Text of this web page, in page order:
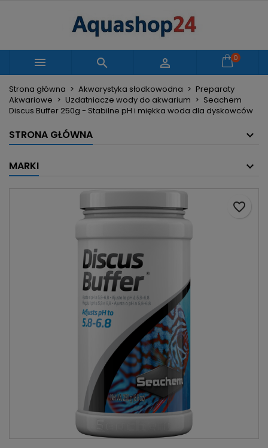
   0
Strona główna Akwarystyka słodkowodna
Preparaty
Akwariowe
Uzdatniacze wody do akwarium
Seachem
Discus Buffer 250g - Stabilne pH i miękka woda dla dyskowców
STRONA GŁÓWNA
MARKI
favorite_border
Moje listy życzeń
add_circle_outline Utwórz nową listę
Utwórz listę życzeń
Nazwa listy życzeń
Anuluj Utwórz listę życzeń
Zaloguj się
Musisz być zalogowany by zapisać produkty na
swojej liście życzeń.
Anuluj Zaloguj się